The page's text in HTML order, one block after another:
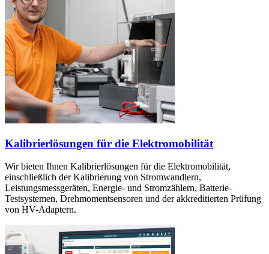
Kalibrierlösungen für die Elektromobilität
Wir bieten Ihnen Kalibrierlösungen für die Elektromobilität,
einschließlich der Kalibrierung von Stromwandlern,
Leistungsmessgeräten, Energie- und Stromzählern, Batterie-
Testsystemen, Drehmomentsensoren und der akkreditierten Prüfung
von HV-Adaptern.